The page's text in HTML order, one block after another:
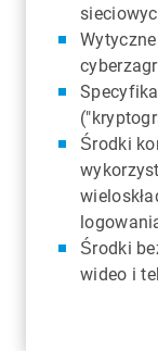
Środki
Środki
wideo i